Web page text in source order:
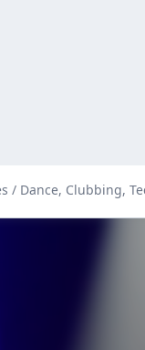
/ Dance, Clubbing,